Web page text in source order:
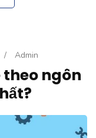
/ Admin
theo ngôn